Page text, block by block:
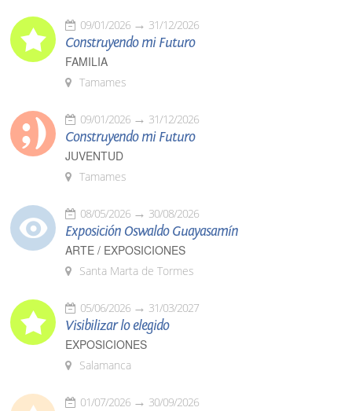
09/01/2026 31/12/2026
Construyendo mi Futuro
FAMILIA
Tamames
09/01/2026 31/12/2026
Construyendo mi Futuro
JUVENTUD
Tamames
08/05/2026 30/08/2026
Exposición Oswaldo Guayasamín
ARTE / EXPOSICIONES
Santa Marta de Tormes
05/06/2026 31/03/2027
Visibilizar lo elegido
EXPOSICIONES
Salamanca
01/07/2026 30/09/2026